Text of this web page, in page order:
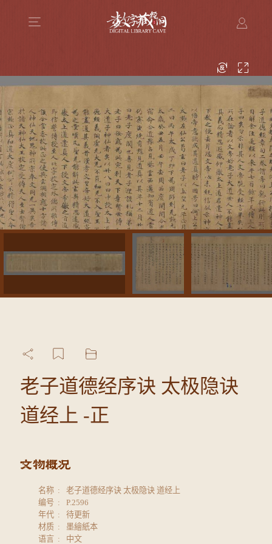
老子道德经序诀 太极隐诀
道经上 -正
名称
老子道德经序诀 太极隐诀 道经上
编号
P.2596
年代
待更新
材质
墨繪紙本
语言
中文